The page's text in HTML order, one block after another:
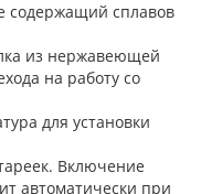
содержащий сплавов
из нержавеющей
на работу со
для установки
Включение
автоматически при